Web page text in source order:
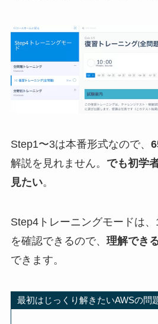
Step1〜3は本番形式なので、
解説を見れません。 でも初学
見たい。
Step4トレーニングモードは
を確認できるので、 理解でき
できます。
最初はじっくり解きたいAWSの問